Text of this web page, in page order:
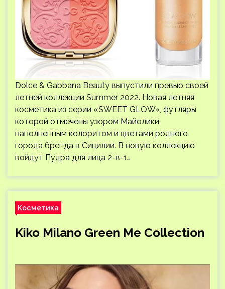
Dolce & Gabbana Beauty выпустили превью своей
летней коллекции Summer 2022. Новая летняя
косметика из серии «SWEET GLOW», футляры
которой отмечены узором Майолики,
наполненным колоритом и цветами родного
города бренда в Сицилии. В новую коллекцию
войдут Пудра для лица 2-в-1…
Косметика
Kiko Milano Green Me Collection